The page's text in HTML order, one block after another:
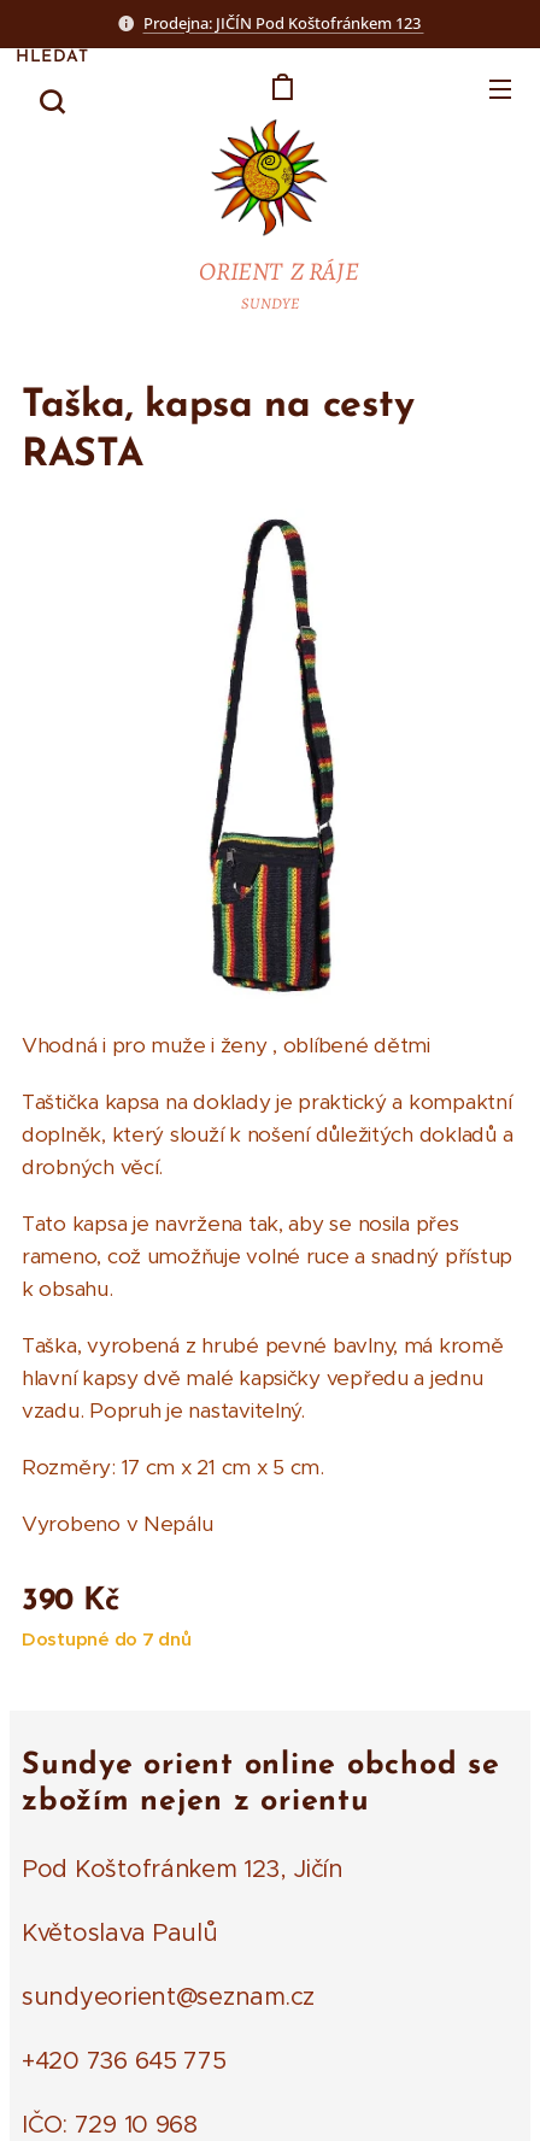
Prodejna: JIČÍN Pod Koštofránkem 123
ORIENT Z RÁJE
SUNDYE
HLEDAT
Taška, kapsa na cesty
RASTA
Vhodná i pro muže i ženy , oblíbené dětmi
Taštička kapsa na doklady je praktický a kompaktní
doplněk, který slouží k nošení důležitých dokladů a
drobných věcí.
Tato kapsa je navržena tak, aby se nosila přes
rameno, což umožňuje volné ruce a snadný přístup
k obsahu.
Taška, vyrobená z hrubé pevné bavlny, má kromě
hlavní kapsy dvě malé kapsičky vepředu a jednu
vzadu. Popruh je nastavitelný.
Rozměry: 17 cm x 21 cm x 5 cm.
Vyrobeno v Nepálu
390 Kč
Dostupné do 7 dnů
Sundye orient online obchod se
zbožím nejen z orientu
Pod Koštofránkem 123, Jičín
Květoslava Paulů
sundyeorient@seznam.cz
+420 736 645 775
IČO: 729 10 968